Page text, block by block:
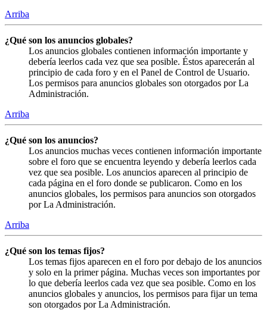
Arriba
¿Qué son los anuncios globales?
Los anuncios globales contienen información importante y
debería leerlos cada vez que sea posible. Éstos aparecerán al
principio de cada foro y en el Panel de Control de Usuario.
Los permisos para anuncios globales son otorgados por La
Administración.
Arriba
¿Qué son los anuncios?
Los anuncios muchas veces contienen información importante
sobre el foro que se encuentra leyendo y debería leerlos cada
vez que sea posible. Los anuncios aparecen al principio de
cada página en el foro donde se publicaron. Como en los
anuncios globales, los permisos para anuncios son otorgados
por La Administración.
Arriba
¿Qué son los temas fijos?
Los temas fijos aparecen en el foro por debajo de los anuncios
y solo en la primer página. Muchas veces son importantes por
lo que debería leerlos cada vez que sea posible. Como en los
anuncios globales y anuncios, los permisos para fijar un tema
son otorgados por La Administración.